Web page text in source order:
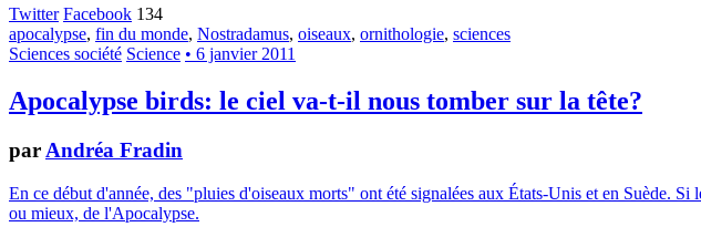
Twitter Facebook 134
apocalypse, fin du monde, Nostradamus, oiseaux, ornithologie, sciences
Sciences société Science • 6 janvier 2011
Apocalypse birds: le ciel va-t-il nous tomber sur la tête?
parAndréa Fradin
En ce début d'année, des "pluies d'oiseaux morts" ont été signalées aux États-Unis et en Suède.
ou mieux, de l'Apocalypse.